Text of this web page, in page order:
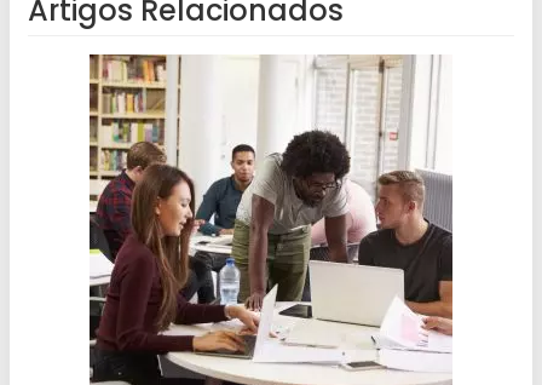
Artigos Relacionados